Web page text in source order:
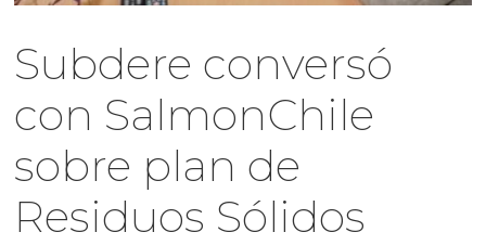
Subdere conversó
con SalmonChile
sobre plan de
Residuos Sólidos